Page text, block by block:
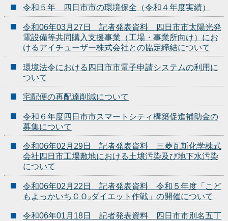
令和５年 四日市市の環境保全（令和４年度実績）
令和06年03月27日 記者発表資料 四日市市太陽光発
電設備等共同購入支援事業（工場・事業所向け）にお
けるアイチューザー株式会社との協定締結について
環境法令における四日市市電子申請システムの利用に
ついて
宅配便の再配達削減について
令和６年度四日市市スマートシティ構築促進補助金の
募集について
令和06年02月29日 記者発表資料 三菱瓦斯化学株式
会社四日市工場敷地における土壌汚染及び地下水汚染
について
令和06年02月22日 記者発表資料 令和５年度「こど
もよっかいちＣＯ₂ダイエット作戦」の開催について
令和06年01月18日 記者発表資料 四日市市別名五丁